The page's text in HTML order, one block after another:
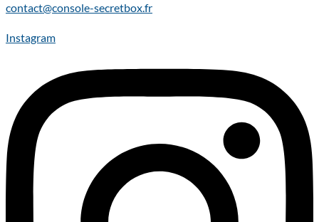
contact@console-secretbox.fr
Instagram